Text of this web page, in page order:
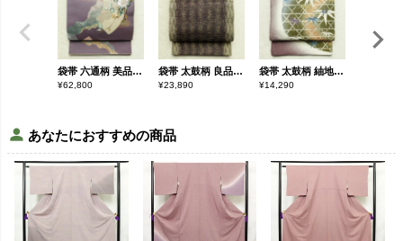
袋帯 六通柄 美品 証紙あり フォーマル用 正絹 花柄 箔 刺繍 金糸 帯 入学式 卒業式 結婚式 紫・藤色
¥62,800
袋帯 太鼓柄 良品 フォーマル用 正絹 縞柄・線柄 金糸 紫・藤色
¥23,890
袋帯 太鼓柄 紬地 落款入り 一般用 正絹 木の葉・植物柄 金彩 帯 紫・藤色
¥14,290
あなたにおすすめの商品